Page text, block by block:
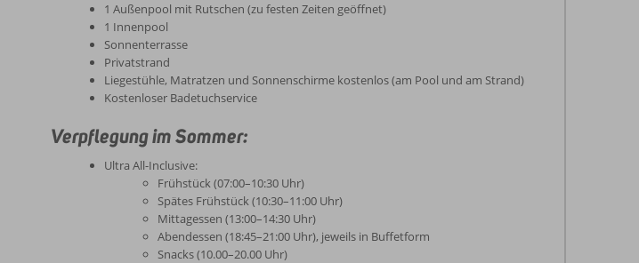
1 Außenpool mit Rutschen (zu festen Zeiten geöffnet)
1 Innenpool
Sonnenterrasse
Privatstrand
Liegestühle, Matratzen und Sonnenschirme kostenlos (am Pool und am Strand)
Kostenloser Badetuchservice
Verpflegung im Sommer:
Ultra All-Inclusive:
Frühstück (07:00–10:30 Uhr)
Spätes Frühstück (10:30–11:00 Uhr)
Mittagessen (13:00–14:30 Uhr)
Abendessen (18:45–21:00 Uhr), jeweils in Buffetform
Snacks (10.00–20.00 Uhr)